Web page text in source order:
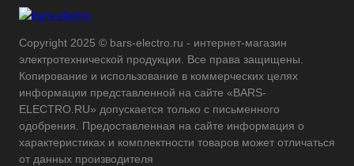
Copyright 2025 © bars-electro.ru - интернет-магазин
электротехнической продукции. Все права защищены.
Копирование и использование в коммерческих целях
информации представленной на сайте «BARS-
ELECTRO.RU» допускается только с письменного
одобрения. Предоставленная на сайте информация о
характеристиках и комплектности товаров может отличаться
от данных производителя